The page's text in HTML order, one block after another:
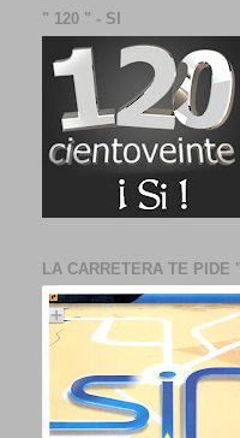
" 120 " - SI
LA CARRETERA TE PIDE